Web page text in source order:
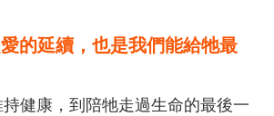
的延續，也是我們能給牠最
健康，到陪牠走過生命的最後一